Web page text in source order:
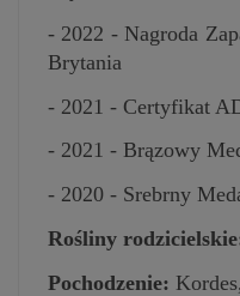
- 2022 - Nagroda
Brytania
- 2021 - Certyfikat
- 2021 - Brązowy
- 2020 - Srebrny
Rośliny
Pochodzenie: